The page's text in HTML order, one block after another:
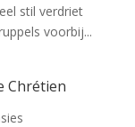
stil verdriet
voorbij...
Chrétien